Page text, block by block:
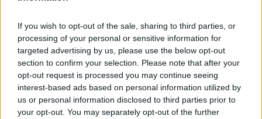
If you wish to opt-out of the sale, sharing to third parties, or
processing of your personal or sensitive information for
targeted advertising by us, please use the below opt-out
section to confirm your selection. Please note that after your
opt-out request is processed you may continue seeing
interest-based ads based on personal information utilized by
us or personal information disclosed to third parties prior to
your opt-out. You may separately opt-out of the further
sulmuesin e Brentfordit, Igor
Thiago
Tajfuni “Dolphin” prek Azinë,
mbi 1,300 fluturime anulohen
dhe më shumë se 400 mijë
banorë evakuohen